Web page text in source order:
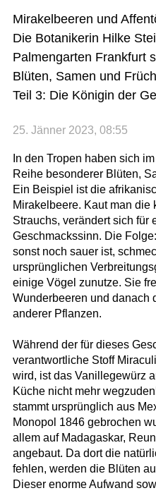
Mirakelbeeren und
Die Botanikerin Hilke
Palmengarten Frankfurt
Blüten, Samen und
Teil 3: Die Königin der
25. Jänner 2023, 08:55
In den Tropen haben sich
Reihe besonderer Blüten,
Ein Beispiel ist die
Mirakelbeere. Kaut man die
Strauchs, verändert sich für
Geschmackssinn. Die
sonst noch sauer ist,
ursprünglichen
einige Vögel zunutze. Sie
Wunderbeeren und danach
anderer Pflanzen.
Während der für dieses
verantwortliche Stoff
wird, ist das Vanillegewürz
Küche nicht mehr
stammt ursprünglich aus
Monopol 1846 gebrochen
allem auf Madagaskar,
angebaut. Da dort die
fehlen, werden die Blüten
Dieser enorme Aufwand